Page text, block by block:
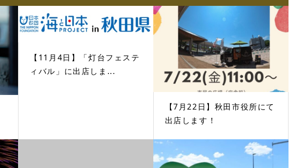
【11月4日】「灯台フェステ
ィバル」に出店しま...
【7月22日】秋田市役所にて
出店します！